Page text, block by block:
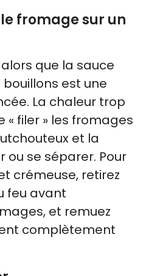
fromage sur un
que la sauce
est une
La chaleur trop
« filer » les fromages
et la
ou se séparer. Pour
crémeuse, retirez
feu avant
et remuez
complètement